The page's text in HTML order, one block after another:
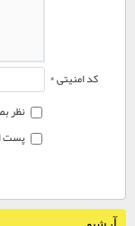
کد امنیتی *
نظر
پست